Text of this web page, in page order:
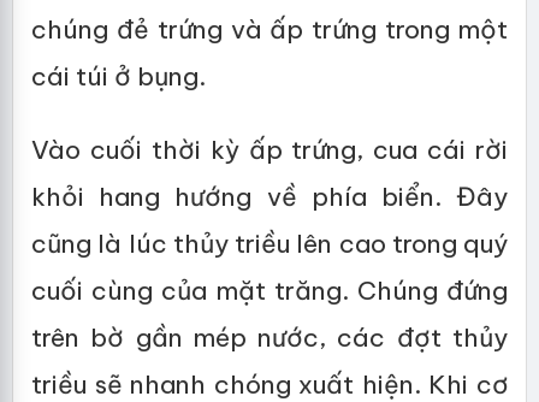
chúng đẻ trứng và ấp trứng trong một
cái túi ở bụng.
Vào cuối thời kỳ ấp trứng, cua cái rời
khỏi hang hướng về phía biển. Đây
cũng là lúc thủy triều lên cao trong quý
cuối cùng của mặt trăng. Chúng đứng
trên bờ gần mép nước, các đợt thủy
triều sẽ nhanh chóng xuất hiện. Khi cơ